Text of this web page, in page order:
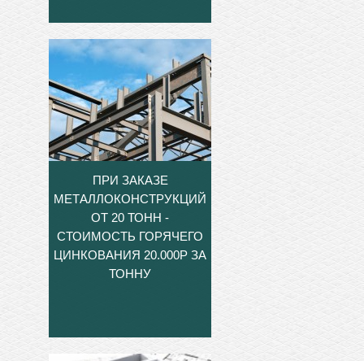
ПРИ ЗАКАЗЕ
МЕТАЛЛОКОНСТРУКЦИЙ
ОТ 20 ТОНН -
СТОИМОСТЬ ГОРЯЧЕГО
ЦИНКОВАНИЯ 20.000Р ЗА
ТОННУ